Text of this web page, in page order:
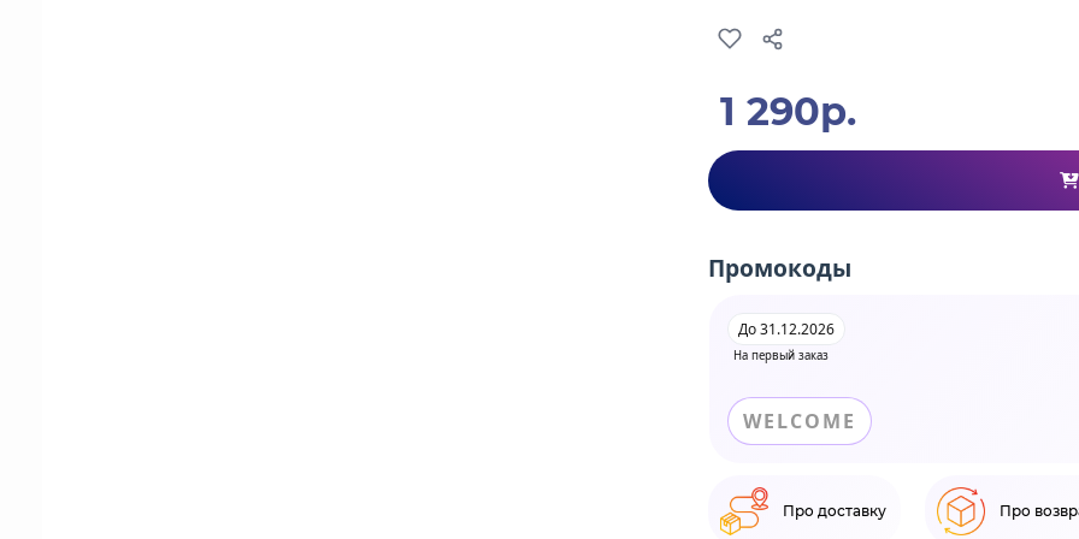
1 290р.
Промокоды
На первый заказ
До 31.12.2026
WELCOME
Про доставку Про